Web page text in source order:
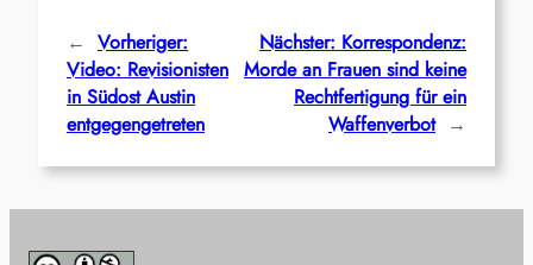
← Vorheriger:
Video: Revisionisten
in Südost Austin
entgegengetreten
Nächster: Korrespondenz:
Morde an Frauen sind keine
Rechtfertigung für ein
Waffenverbot →